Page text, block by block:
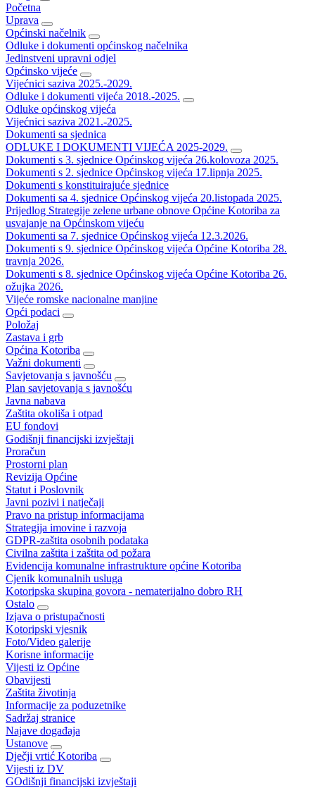
Početna
Uprava
Općinski načelnik
Odluke i dokumenti općinskog načelnika
Jedinstveni upravni odjel
Općinsko vijeće
Vijećnici saziva 2025.-2029.
Odluke i dokumenti vijeća 2018.-2025.
Odluke općinskog vijeća
Vijećnici saziva 2021.-2025.
Dokumenti sa sjednica
ODLUKE I DOKUMENTI VIJEĆA 2025-2029.
Dokumenti s 3. sjednice Općinskog vijeća 26.kolovoza 2025.
Dokumenti s 2. sjednice Općinskog vijeća 17.lipnja 2025.
Dokumenti s konstituirajuće sjednice
Dokumenti sa 4. sjednice Općinskog vijeća 20.listopada 2025.
Prijedlog Strategije zelene urbane obnove Općine Kotoriba za
usvajanje na Općinskom vijeću
Dokumenti sa 7. sjednice Općinskog vijeća 12.3.2026.
Dokumenti s 9. sjednice Općinskog vijeća Općine Kotoriba 28.
travnja 2026.
Dokumenti s 8. sjednice Općinskog vijeća Općine Kotoriba 26.
ožujka 2026.
Vijeće romske nacionalne manjine
Opći podaci
Položaj
Zastava i grb
Općina Kotoriba
Važni dokumenti
Savjetovanja s javnošću
Plan savjetovanja s javnošću
Javna nabava
Zaštita okoliša i otpad
EU fondovi
Godišnji financijski izvještaji
Proračun
Prostorni plan
Revizija Općine
Statut i Poslovnik
Javni pozivi i natječaji
Pravo na pristup informacijama
Strategija imovine i razvoja
GDPR-zaštita osobnih podataka
Civilna zaštita i zaštita od požara
Evidencija komunalne infrastrukture općine Kotoriba
Cjenik komunalnih usluga
Kotoripska skupina govora - nematerijalno dobro RH
Ostalo
Izjava o pristupačnosti
Kotoripski vjesnik
Foto/Video galerije
Korisne informacije
Vijesti iz Općine
Obavijesti
Zaštita životinja
Informacije za poduzetnike
Sadržaj stranice
Najave događaja
Ustanove
Dječji vrtić Kotoriba
Vijesti iz DV
GOdišnji financijski izvještaji